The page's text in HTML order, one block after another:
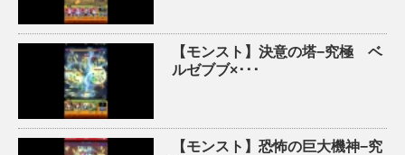
【モンスト】決意の塔−究極 ベ
ルゼブブ×･･･
【モンスト】恐怖の巨大機神−究